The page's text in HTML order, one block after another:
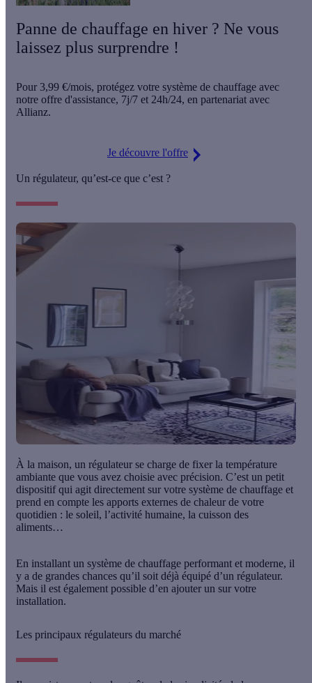
Panne de chauffage en hiver ? Ne vous
laissez plus surprendre !
Pour 3,99 €/mois, protégez votre système de chauffage avec
notre offre d'assistance, 7j/7 et 24h/24, en partenariat avec
Allianz.
Je découvre l'offre
Un régulateur, qu’est-ce que c’est ?
À la maison, un régulateur se charge de fixer la température
ambiante que vous avez choisie avec précision. C’est un petit
dispositif qui agit directement sur votre système de chauffage et
prend en compte les apports externes de chaleur de votre
quotidien : le soleil, l’activité humaine, la cuisson des
aliments…
En installant un système de chauffage performant et moderne, il
y a de grandes chances qu’il soit déjà équipé d’un régulateur.
Mais il est également possible d’en ajouter un sur votre
installation.
Les principaux régulateurs du marché